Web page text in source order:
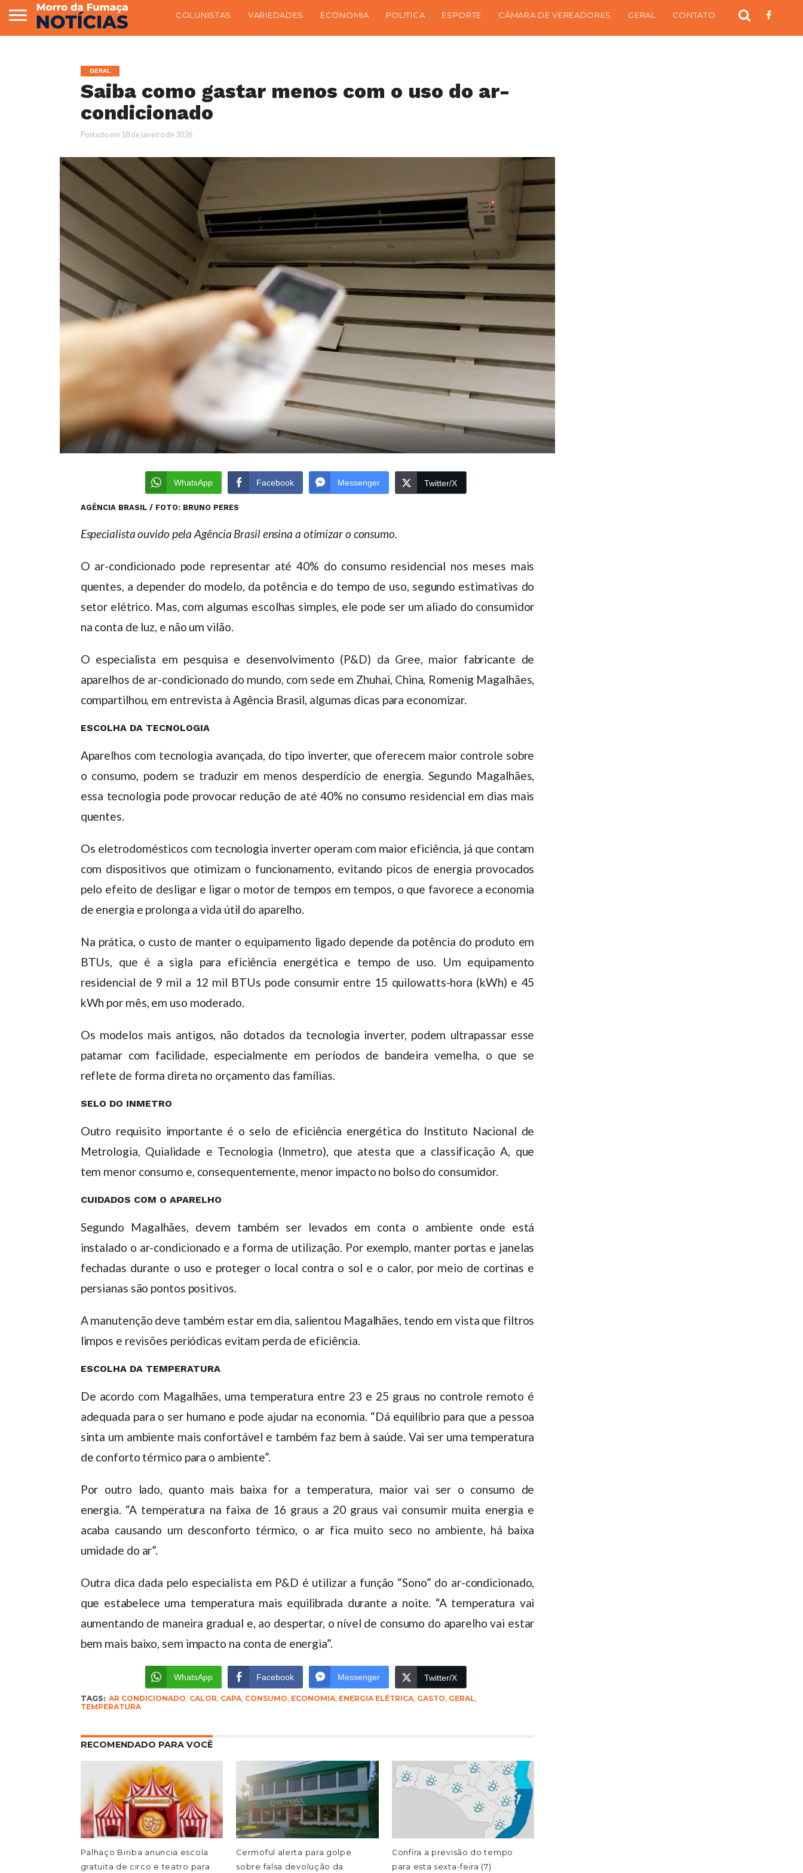
COLUNISTAS VARIEDADES ECONOMIA POLITICA ESPORTE CÂMARA DE VEREADORES GERAL CONTATO
GERAL
Saiba como gastar menos com o uso do ar-
condicionado
Postado em 18 de janeiro de 2026
WhatsApp Facebook Messenger Twitter/X
AGÊNCIA BRASIL / FOTO: BRUNO PERES
Especialista ouvido pela Agência Brasil ensina a otimizar o consumo.
O ar-condicionado pode representar até 40% do consumo residencial nos meses mais
quentes, a depender do modelo, da potência e do tempo de uso, segundo estimativas do
setor elétrico. Mas, com algumas escolhas simples, ele pode ser um aliado do consumidor
na conta de luz, e não um vilão.
O especialista em pesquisa e desenvolvimento (P&D) da Gree, maior fabricante de
aparelhos de ar-condicionado do mundo, com sede em Zhuhai, China, Romenig Magalhães,
compartilhou, em entrevista à Agência Brasil, algumas dicas para economizar.
ESCOLHA DA TECNOLOGIA
Aparelhos com tecnologia avançada, do tipo inverter, que oferecem maior controle sobre
o consumo, podem se traduzir em menos desperdício de energia. Segundo Magalhães,
essa tecnologia pode provocar redução de até 40% no consumo residencial em dias mais
quentes.
Os eletrodomésticos com tecnologia inverter operam com maior eficiência, já que contam
com dispositivos que otimizam o funcionamento, evitando picos de energia provocados
pelo efeito de desligar e ligar o motor de tempos em tempos, o que favorece a economia
de energia e prolonga a vida útil do aparelho.
Na prática, o custo de manter o equipamento ligado depende da potência do produto em
BTUs, que é a sigla para eficiência energética e tempo de uso. Um equipamento
residencial de 9 mil a 12 mil BTUs pode consumir entre 15 quilowatts-hora (kWh) e 45
kWh por mês, em uso moderado.
Os modelos mais antigos, não dotados da tecnologia inverter, podem ultrapassar esse
patamar com facilidade, especialmente em períodos de bandeira vemelha, o que se
reflete de forma direta no orçamento das famílias.
SELO DO INMETRO
Outro requisito importante é o selo de eficiência energética do Instituto Nacional de
Metrologia, Quialidade e Tecnologia (Inmetro), que atesta que a classificação A, que
tem menor consumo e, consequentemente, menor impacto no bolso do consumidor.
CUIDADOS COM O APARELHO
Segundo Magalhães, devem também ser levados em conta o ambiente onde está
instalado o ar-condicionado e a forma de utilização. Por exemplo, manter portas e janelas
fechadas durante o uso e proteger o local contra o sol e o calor, por meio de cortinas e
persianas são pontos positivos.
A manutenção deve também estar em dia, salientou Magalhães, tendo em vista que filtros
limpos e revisões periódicas evitam perda de eficiência.
ESCOLHA DA TEMPERATURA
De acordo com Magalhães, uma temperatura entre 23 e 25 graus no controle remoto é
adequada para o ser humano e pode ajudar na economia. “Dá equilíbrio para que a pessoa
sinta um ambiente mais confortável e também faz bem à saúde. Vai ser uma temperatura
de conforto térmico para o ambiente”.
Por outro lado, quanto mais baixa for a temperatura, maior vai ser o consumo de
energia. “A temperatura na faixa de 16 graus a 20 graus vai consumir muita energia e
acaba causando um desconforto térmico, o ar fica muito seco no ambiente, há baixa
umidade do ar”.
Outra dica dada pelo especialista em P&D é utilizar a função “Sono” do ar-condicionado,
que estabelece uma temperatura mais equilibrada durante a noite. “A temperatura vai
aumentando de maneira gradual e, ao despertar, o nível de consumo do aparelho vai estar
bem mais baixo, sem impacto na conta de energia”.
WhatsApp Facebook Messenger Twitter/X
TAGS: AR CONDICIONADO CALOR CAPA, CONSUMO ECONOMIA, ENERGIA ELÉTRICA, GASTO GERAL
TEMPERATURA
RECOMENDADO PARA VOCÊ
Palhaço Biriba anuncia escola
gratuita de circo e teatro para
Cermoful alerta para golpe
sobre falsa devolução da
Confira a previsão do tempo
para esta sexta-feira (7)